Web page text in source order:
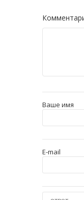
Ваше имя
E-mail